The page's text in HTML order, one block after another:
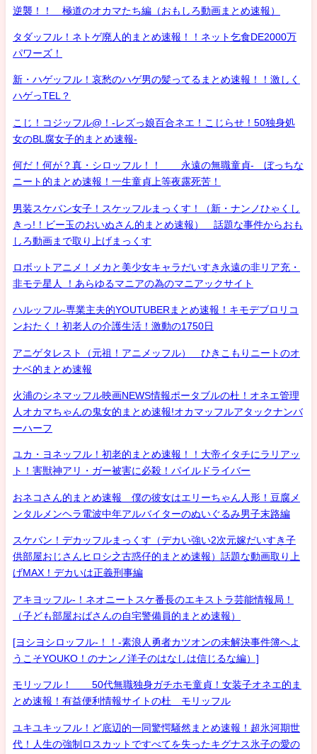
逆襲！！ 極道のオカマたち編（おもしろ動画まとめ速報）
タダッフル！ネトゲ廃人的まとめ速報！！ネット乞食DE2000万
パワーズ！
新・ハゲッフル！哀愁のハゲ男の髪ってるまとめ速報！！激しく
ハゲっTEL？
こじ！コジッフル@！-レズっ娘百合ネエ！こじらせ！50独身処
女のBL腐女子的まとめ速報-
何だ！何が？真・シロッフル！！ 永遠の無職童貞- ぼっちな
ニート的まとめ速報！一生童貞上等夜露死苦！
男装スケバン女子！スケッフルまっくす！（新・ナンノひゃくし
きっ!！ビー玉のおいぬさん的まとめ速報） 話題な事件からおも
しろ動画まで取り上げまっくす
ロボットアニメ！メカと美少女キャラだいすき永遠の非リア充・
非モテ星人 ！あらゆるマニアの為のマニアックサイト
ハルッフル-専業主夫的YOUTUBERまとめ速報！キモデブロリコ
ンおたく！初老人の介護生活！激動の1750日
アニゲタレスト（元祖！アニメッフル） ひきこもりニートのオ
ナベ的まとめ速報
火浦のシネマッフル映画NEWS情報ポータブルの杜！オネエ管理
人オカマちゃんの鬼女的まとめ速報!オカマッフルアタックナンバ
ーハーフ
ユカ・ヨネッフル！初老的まとめ速報！！大帝イタチにラリアッ
ト！害獣神アリ・ガー被害に必殺！パイルドライバー
おネコさん的まとめ速報 僕の彼女はエリーちゃん人形！豆腐メ
ンタルメンヘラ電波中年アルバイターのぬいぐるみ男子末路編
スケバン！デカッフルまっくす（デカい強い2次元嫁だいすき子
供部屋おじさんヒロシ之古惑仔的まとめ速報）話題な動画取り上
げMAX！デカいは正義刑事編
アキヨッフル-！ネオニートスケ番長のエキストラ芸能情報局！
（子ども部屋おばさんの自宅警備員的まとめ速報）
[ヨシヨシロッフル-！！-素浪人勇者カツオンの未解決事件簿へよ
うこそYOUKO！のナンノ洋子のはなしは信じるな編）]
モリッフル！ 50代無職独身ガチホモ童貞！女装子オネエ的ま
とめ速報！有益便利情報サイトの杜 モリッフル
ユキユキッフル！ど底辺的一同驚愕騒然まとめ速報！超氷河期世
代！人生の強制ロスカットですべてを失ったキグナス氷子の愛の